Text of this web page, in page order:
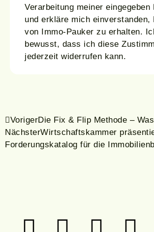
Verarbeitung meiner eingegeben
und erkläre mich einverstanden,
von Immo-Pauker zu erhalten.
bewusst, dass ich diese
jederzeit widerrufen kann.
VorigerDie Fix & Flip Methode –
NächsterWirtschaftskammer
Forderungskatalog für die